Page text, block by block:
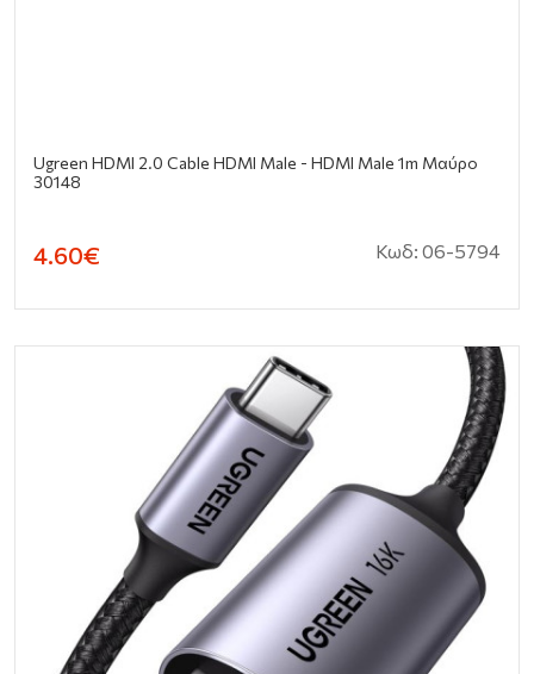
Ugreen HDMI 2.0 Cable HDMI Male - HDMI Male 1m Μαύρο
30148
4.60€ Κωδ: 06-5794